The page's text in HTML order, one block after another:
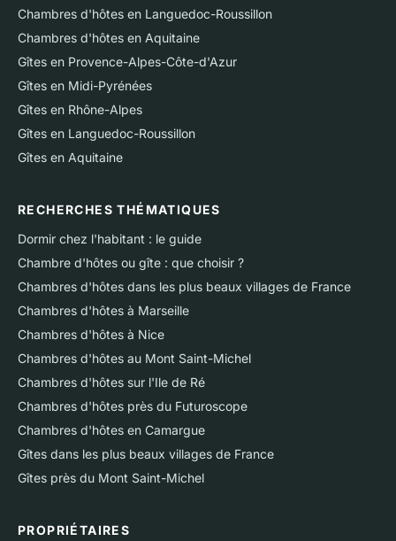
Chambres d'hôtes en Languedoc-Roussillon
Chambres d'hôtes en Aquitaine
Gîtes en Provence-Alpes-Côte-d'Azur
Gîtes en Midi-Pyrénées
Gîtes en Rhône-Alpes
Gîtes en Languedoc-Roussillon
Gîtes en Aquitaine
RECHERCHES THÉMATIQUES
Dormir chez l'habitant : le guide
Chambre d'hôtes ou gîte : que choisir ?
Chambres d'hôtes dans les plus beaux villages de France
Chambres d'hôtes à Marseille
Chambres d'hôtes à Nice
Chambres d'hôtes au Mont Saint-Michel
Chambres d'hôtes sur l'Ile de Ré
Chambres d'hôtes près du Futuroscope
Chambres d'hôtes en Camargue
Gîtes dans les plus beaux villages de France
Gîtes près du Mont Saint-Michel
PROPRIÉTAIRES